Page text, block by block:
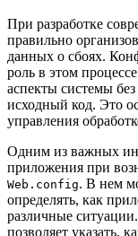
При разработке
правильно
данных о сбоях.
роль в этом
аспекты системы
исходный код. Это
управления
Одним из важных
приложения при
Web.config. В нем
определять, как
различные
позволяет указать,